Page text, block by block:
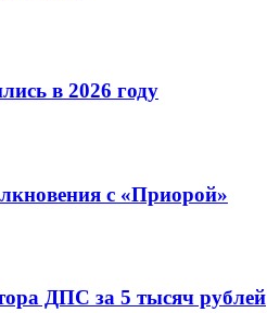
в 2026 году
с «Приорой»
ДПС за 5 тысяч рублей